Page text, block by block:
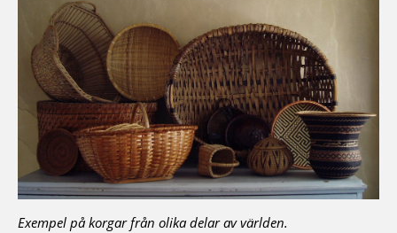
Exempel på korgar från olika delar av världen.